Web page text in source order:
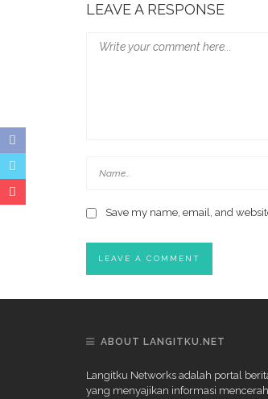
LEAVE A RESPONSE
Save my name, email, and
ABOUT LANGITKU.NET
Langitku Networks adalah portal
yang menyajikan informasi